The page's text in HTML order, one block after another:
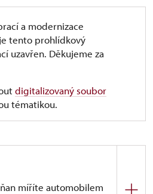
a modernizace
tento prohlídkový
uzavřen. Děkujeme za
digitalizovaný soubor
tématikou.
míříte automobilem